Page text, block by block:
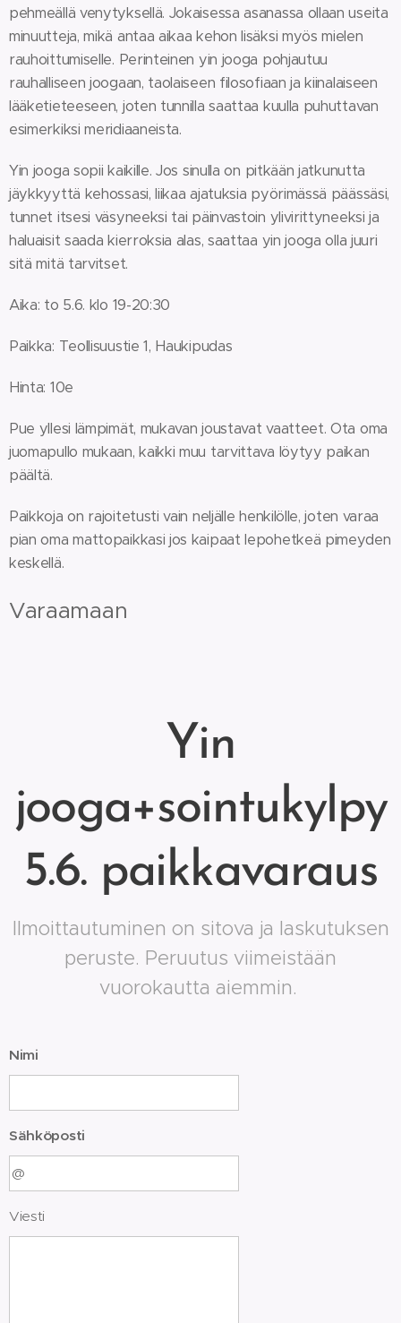
pehmeällä venytyksellä. Jokaisessa asanassa ollaan useita
minuutteja, mikä antaa aikaa kehon lisäksi myös mielen
rauhoittumiselle. Perinteinen yin jooga pohjautuu
rauhalliseen joogaan, taolaiseen filosofiaan ja kiinalaiseen
lääketieteeseen, joten tunnilla saattaa kuulla puhuttavan
esimerkiksi meridiaaneista.
Yin jooga sopii kaikille. Jos sinulla on pitkään jatkunutta
jäykkyyttä kehossasi, liikaa ajatuksia pyörimässä päässäsi,
tunnet itsesi väsyneeksi tai päinvastoin ylivirittyneeksi ja
haluaisit saada kierroksia alas, saattaa yin jooga olla juuri
sitä mitä tarvitset.
Aika: to 5.6. klo 19-20:30
Paikka: Teollisuustie 1, Haukipudas
Hinta: 10e
Pue yllesi lämpimät, mukavan joustavat vaatteet. Ota oma
juomapullo mukaan, kaikki muu tarvittava löytyy paikan
päältä.
Paikkoja on rajoitetusti vain neljälle henkilölle, joten varaa
pian oma mattopaikkasi jos kaipaat lepohetkeä pimeyden
keskellä.
Varaamaan ⬇
Yin
jooga+sointukylpy
5.6. paikkavaraus
Ilmoittautuminen on sitova ja laskutuksen
peruste. Peruutus viimeistään
vuorokautta aiemmin.
Nimi
Sähköposti
Viesti